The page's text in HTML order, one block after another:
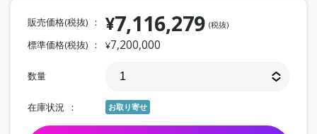
販売価格(税抜) ¥7,116,279 (税抜)
標準価格(税抜) ¥7,200,000
数量
在庫状況 お取り寄せ